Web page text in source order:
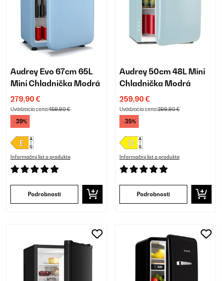
Audrey Evo 67cm 65L
Mini Chladnička Modrá
279,90 €
Uvádzacia cena:459,90 €
-39%
Informačný list o produkte
Podrobnosti
Audrey 50cm 48L Mini
Chladnička Modrá
259,90 €
Uvádzacia cena:399,90 €
-35%
Informačný list o produkte
Podrobnosti